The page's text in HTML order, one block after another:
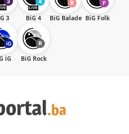
3 BiG 4 BiG Balade BiG Folk
iG BiG Rock